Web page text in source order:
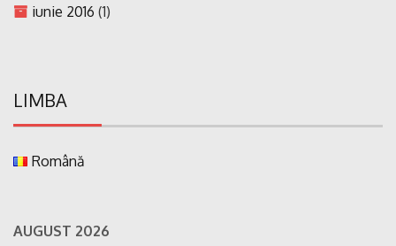
iunie 2016 (1)
LIMBA
Română
AUGUST 2026